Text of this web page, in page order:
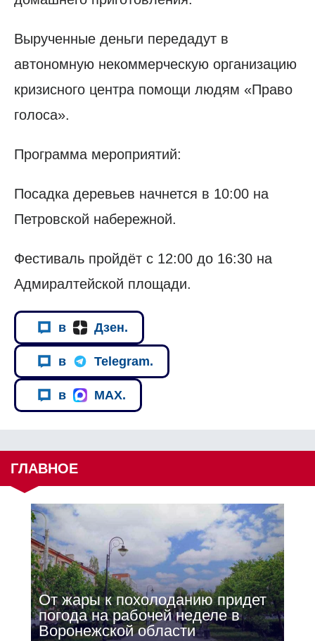
Вырученные деньги передадут в
автономную некоммерческую организацию
кризисного центра помощи людям «Право
голоса».
Программа мероприятий:
Посадка деревьев начнется в 10:00 на
Петровской набережной.
Фестиваль пройдёт с 12:00 до 16:30 на
Адмиралтейской площади.
в Дзен.
в Telegram.
в MAX.
ГЛАВНОЕ
От жары к похолоданию придет
погода на рабочей неделе в
Воронежской области